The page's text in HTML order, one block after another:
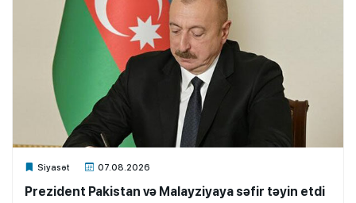
Siyasət 07.08.2026
Xalq.Online
Prezident Pakistan və Malayziyaya səfir təyin etdi